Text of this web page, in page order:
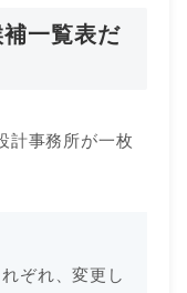
一覧表だ
計事務所が一枚
ぞれ、変更し